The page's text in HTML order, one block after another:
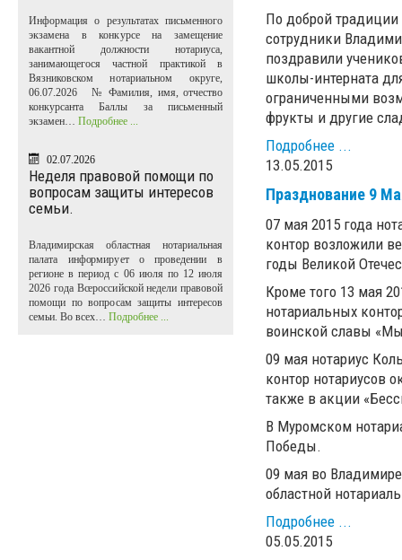
Информация о результатах письменного
экзамена в конкурсе на замещение
вакантной должности нотариуса,
занимающегося частной практикой в
Вязниковском нотариальном округе,
06.07.2026 № Фамилия, имя, отчество
конкурсанта Баллы за письменный
экзамен… Подробнее ...
02.07.2026
Неделя правовой помощи по
вопросам защиты интересов
семьи.
Владимирская областная нотариальная
палата информирует о проведении в
регионе в период с 06 июля по 12 июля
2026 года Всероссийской недели правовой
помощи по вопросам защиты интересов
семьи. Во всех… Подробнее ...
По доброй
сотрудники
поздравили
школы-интерната
ограниченными
фрукты и другие
Подробнее ...
13.05.2015
Празднование 9
07 мая 2015 года
контор возложили
годы Великой
Кроме того 13 мая
нотариальных
воинской славы
09 мая нотариус
контор нотариусов
также в акции
В Муромском
Победы.
09 мая во
областной
Подробнее ...
05.05.2015